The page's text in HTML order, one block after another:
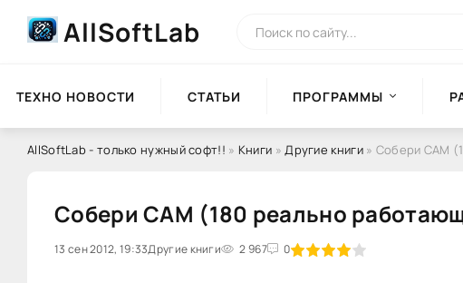
AllSoftLab
ТЕХНО НОВОСТИ СТАТЬИ ПРОГРАММЫ
AllSoftLab - только нужный софт!! » Книги »Другие книги» Собери САМ
Собери САМ (180 реально
13 сен 2012, 19:33Другие книги 2 967 0
80 1 2 3 4 5